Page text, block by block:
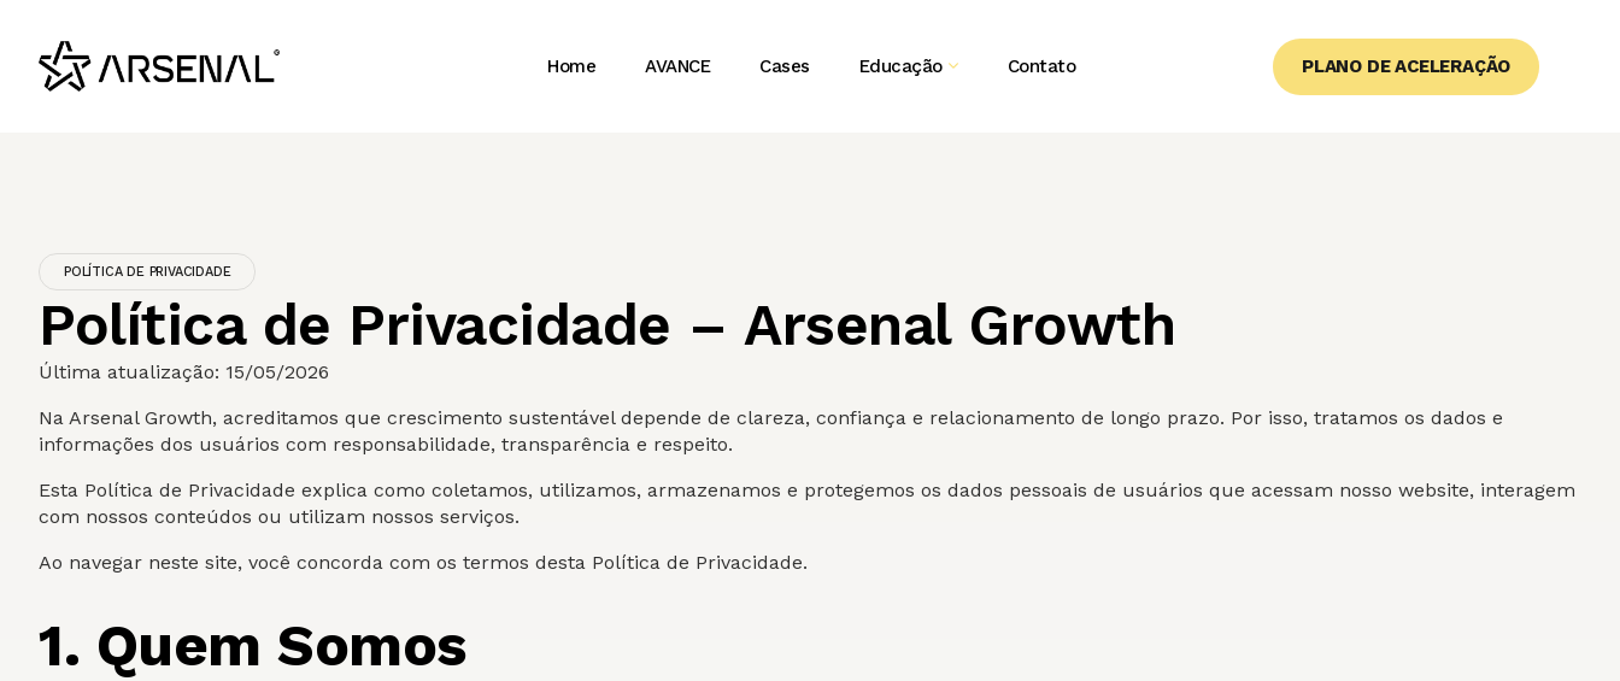
Home AVANCE Cases Educação Contato PLANO DE ACELERAÇÃO
POLÍTICA DE PRIVACIDADE
Política de Privacidade – Arsenal Growth
Última atualização: 15/05/2026
Na Arsenal Growth, acreditamos que crescimento sustentável depende de clareza, confiança e relacionamento de longo prazo. Por isso, tratamos os dados e
informações dos usuários com responsabilidade, transparência e respeito.
Esta Política de Privacidade explica como coletamos, utilizamos, armazenamos e protegemos os dados pessoais de usuários que acessam nosso website, interagem
com nossos conteúdos ou utilizam nossos serviços.
Ao navegar neste site, você concorda com os termos desta Política de Privacidade.
1. Quem Somos